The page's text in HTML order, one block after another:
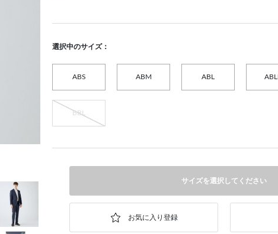
選択中のサイズ：
ABS ABM ABL ABLL
BBL
サイズを選択してください